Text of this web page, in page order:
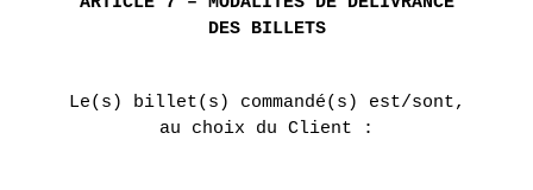
DES BILLETS
Le(s) billet(s) commandé(s) est/sont,
au choix du Client :